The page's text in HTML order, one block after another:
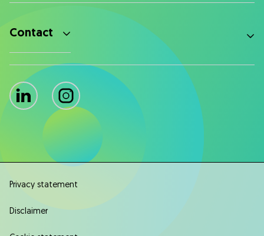
Contact
LinkedIn Instagram
Privacy statement
Disclaimer